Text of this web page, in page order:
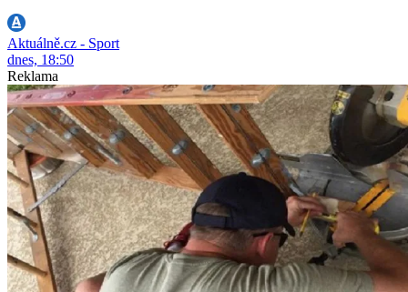
Aktuálně.cz - Sport
dnes, 18:50
Reklama